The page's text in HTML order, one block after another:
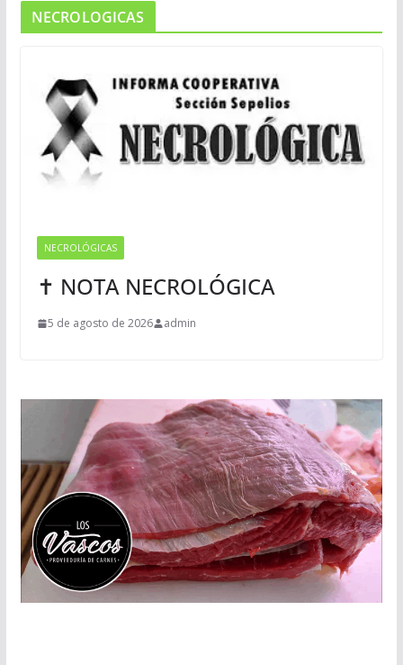
NECROLOGICAS
NECROLÓGICAS
✝ NOTA NECROLÓGICA
5 de agosto de 2026 admin